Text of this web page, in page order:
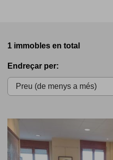
1 immobles en total
Endreçar per: